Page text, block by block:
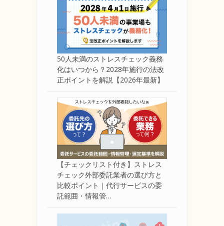
50人未満のストレスチェック義務
化はいつから？2028年施行の法改
正ポイントを解説【2026年最新】
【チェックリスト付き】ストレス
チェック外部委託業者の選び方と
比較ポイント｜代行サービスの委
託範囲・情報管…